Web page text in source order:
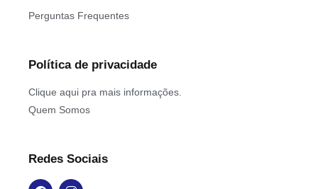
Perguntas Frequentes
Política de privacidade
Clique aqui pra mais informações.
Quem Somos
Redes Sociais